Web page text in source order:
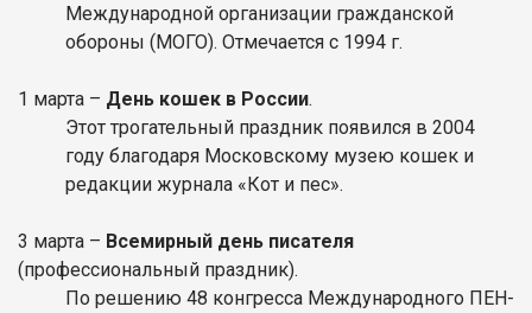
Международной организации гражданской
обороны (МОГО). Отмечается с 1994 г.
1 марта – День кошек в России.
Этот трогательный праздник появился в 2004
году благодаря Московскому музею кошек и
редакции журнала «Кот и пес».
3 марта – Всемирный день писателя
(профессиональный праздник).
По решению 48 конгресса Международного ПЕН-